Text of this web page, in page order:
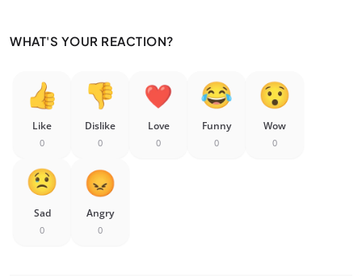
WHAT'S YOUR REACTION?
Like
0
Dislike
0
Love
0
Funny
0
Wow
0
Sad
0
Angry
0